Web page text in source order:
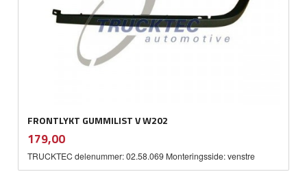
FRONTLYKT GUMMILIST V W202
Pris
179,00mva.
TRUCKTEC delenummer: 02.58.069 Monteringsside: venstre